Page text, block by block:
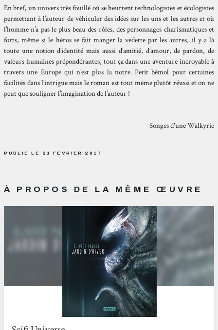
En bref, un univers très fouillé où se heurtent technologistes et écologistes
permettant à l’auteur de véhiculer des idées sur les uns et les autres et où
l’homme n’a pas le plus beau des rôles, des personnages charismatiques et
forts, même si le héros se fait manger la vedette par les autres, il y a là
toute une notion d’identité mais aussi d’amitié, d’amour, de pardon, de
valeurs humaines prépondérantes, tout ça dans une aventure incroyable à
travers une Europe qui n’est plus la notre. Petit bémol pour certaines
facilités dans l’intrigue mais le roman est tout même plutôt réussi et on ne
peut que souligner l’imagination de l’auteur !
Songes d'une Walkyrie
PUBLIÉ LE 21 FÉVRIER 2017
À PROPOS DE LA MÊME ŒUVRE